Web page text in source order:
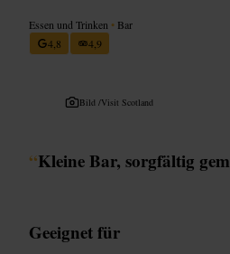
Essen und Trinken • Bar
4,8
4,9
Bild /Visit Scotland
“Kleine Bar, sorgfältig
Geeignet für